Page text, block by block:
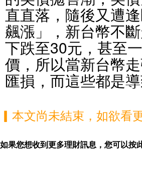
直直落，隨後又遭
飆漲」，新台幣不
下跌至30元，甚至
價，所以當新台幣
匯損，而這些都是
▎本文尚未結束，如欲看
如果您想收到更多理財訊息，您可以按